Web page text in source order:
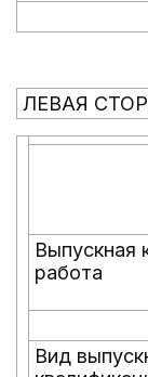
ЛЕВАЯ
Выпускная
работа
Вид